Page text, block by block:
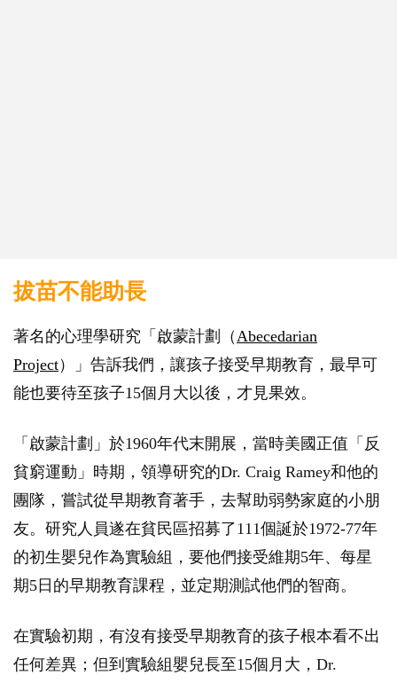
拔苗不能助長
著名的心理學研究「啟蒙計劃（Abecedarian
Project）」告訴我們，讓孩子接受早期教育，最早可
能也要待至孩子15個月大以後，才見果效。
「啟蒙計劃」於1960年代末開展，當時美國正值「反
貧窮運動」時期，領導研究的Dr. Craig Ramey和他的
團隊，嘗試從早期教育著手，去幫助弱勢家庭的小朋
友。研究人員遂在貧民區招募了111個誕於1972-77年
的初生嬰兒作為實驗組，要他們接受維期5年、每星
期5日的早期教育課程，並定期測試他們的智商。
在實驗初期，有沒有接受早期教育的孩子根本看不出
任何差異；但到實驗組嬰兒長至15個月大，Dr.